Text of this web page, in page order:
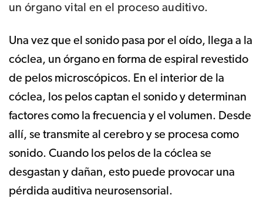
un órgano vital en el proceso auditivo.
Una vez que el sonido pasa por el oído, llega a la
cóclea, un órgano en forma de espiral revestido
de pelos microscópicos. En el interior de la
cóclea, los pelos captan el sonido y determinan
factores como la frecuencia y el volumen. Desde
allí, se transmite al cerebro y se procesa como
sonido. Cuando los pelos de la cóclea se
desgastan y dañan, esto puede provocar una
pérdida auditiva neurosensorial.